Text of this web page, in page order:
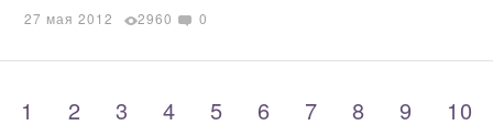
27 мая 2012 2960 0
1 2 3 4 5 6 7 8 9 10